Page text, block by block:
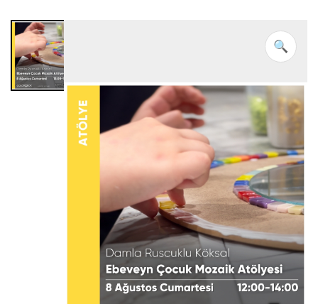
🔍